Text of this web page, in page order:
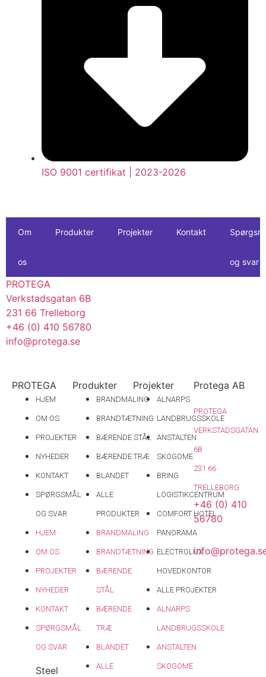
ISO 9001 certifikat | 2023-2026
Om
os
Produkter Projekter Kontakt
og svar
PROTEGA
Verkstadsgatan 6B
231 66 Trelleborg
+46 (0) 410 56780
info@protega.se
PROTEGA
HJEM
OM OS
PROJEKTER
NYHEDER
KONTAKT
SPØRGSMÅL
OG SVAR
HJEM
OM OS
PROJEKTER
NYHEDER
KONTAKT
SPØRGSMÅL
OG SVAR
Steel
Produkter
BRANDMALING
BRANDTÆTNING
BÆRENDE STÅL
BÆRENDE TRÆ
BLANDET
ALLE
PRODUKTER
BRANDMALING
BRANDTÆTNING
BÆRENDE
STÅL
BÆRENDE
TRÆ
BLANDET
ALLE
Projekter
ALNARPS
LANDBRUGSSKOLE
ANSTALTEN
SKOGOME
BRING
LOGISTIKCENTRUM
COMFORT HOTEL
PANORAMA
ELECTROLUX
HOVEDKONTOR
ALLE PROJEKTER
ALNARPS
LANDBRUGSSKOLE
ANSTALTEN
SKOGOME
Protega AB
PROTEGA
VERKSTADSGATAN
6B
231 66
TRELLEBORG
+46 (0) 410
56780